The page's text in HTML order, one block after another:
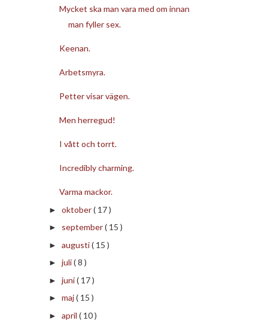
Mycket ska man vara med om innan
man fyller sex.
Keenan.
Arbetsmyra.
Petter visar vägen.
Men herregud!
I vått och torrt.
Incredibly charming.
Varma mackor.
► oktober( 17 )
► september( 15 )
► augusti( 15 )
► juli( 8 )
► juni( 17 )
► maj( 15 )
► april ( 10 )